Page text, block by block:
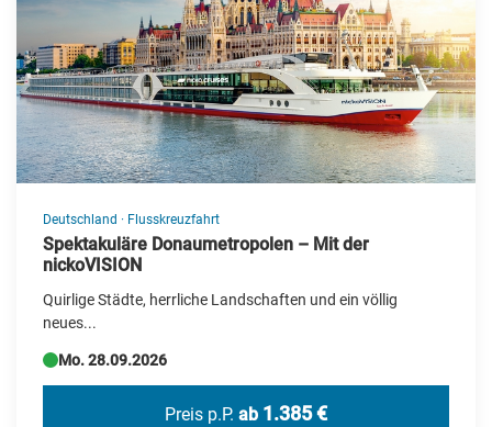
Adventsreisen
Bus-Rundreise
Deutschland Reisen
Erlebnis & Aufenthalt
Events
Flugreisen
Flusskreuzfahrt
Frühjahrs-Reisen
Geschenkideen
Herbstreisen
Hochseekreuzfahrten
Deutschland · Flusskreuzfahrt
Spektakuläre Donaumetropolen – Mit der
nickoVISION
Quirlige Städte, herrliche Landschaften und ein völlig
neues...
Mo. 28.09.2026
Preis p.P. ab 1.385 €